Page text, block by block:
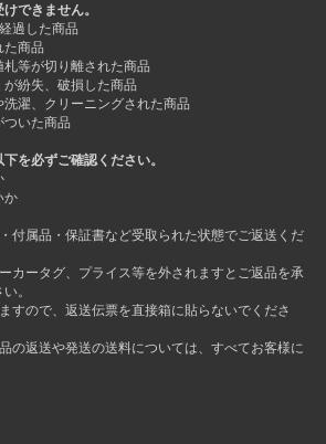
できません。
過した商品
た商品
札等が切り離された商品
が紛失、破損した商品
洗濯、クリーニングされた商品
ついた商品
を必ずご確認ください。
か
付属品・保証書など受取られた状態でご返送くだ
カータグ、プライス等を外されますとご返品を承
。
すので、返送伝票を直接箱に貼らないでくださ
の返送や発送の送料については、すべてお客様に